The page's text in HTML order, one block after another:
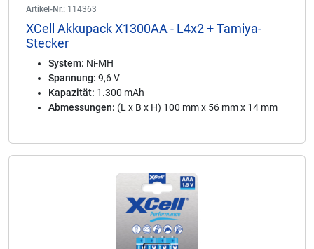
Artikel-Nr.: 114363
XCell Akkupack X1300AA - L4x2 + Tamiya-
Stecker
System: Ni-MH
Spannung: 9,6 V
Kapazität: 1.300 mAh
Abmessungen: (L x B x H) 100 mm x 56 mm x 14 mm